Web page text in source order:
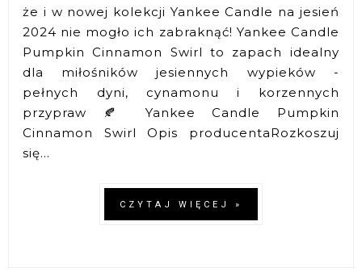
że i w nowej kolekcji Yankee Candle na jesień
2024 nie mogło ich zabraknąć! Yankee Candle
Pumpkin Cinnamon Swirl to zapach idealny
dla miłośników jesiennych wypieków -
pełnych dyni, cynamonu i korzennych
przypraw 🍂 Yankee Candle Pumpkin
Cinnamon Swirl Opis producentaRozkoszuj
się...
CZYTAJ WIĘCEJ »